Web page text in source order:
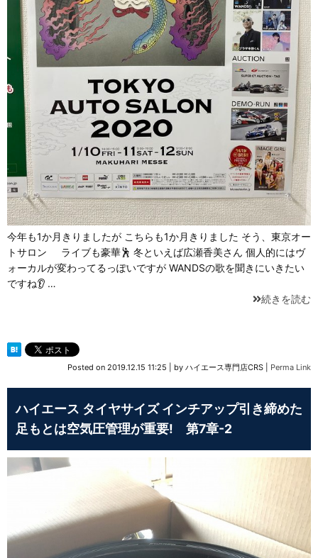
今年も1か月きりましたが こちらも1か月きりました そう、東京オー
トサロン ライブも豪華🕺 冬といえば広瀬香美さん 個人的にはヴ
ォーカルが変わってるっぽいですが WANDSの歌を聞きにいきたい
ですね👂 …
続きを読む
Posted on 2019.12.15 11:25 by ハイエース専門店CRS Perma Link
ハイエース タイヤサイズ インチアップ引き締めた
足もとは空気圧管理が重要! 第7章-2